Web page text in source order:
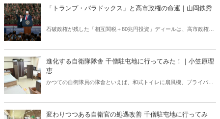
題がある。邦人保護は万全なのか。そして、国際舞台に立つ日本のサ
ラブレッドの安全は守られるのか。戦火は思わぬところに影を落とし
「トランプ・パラドックス」と高市政権の命運｜山岡鉄秀
石破政権が残した「相互関税＋80兆円投資」ディールは、高市政権に
っている。
進化する自衛隊隊舎 千僧駐屯地に行ってみた！｜小笠原理
恵
かつての自衛隊員の隊舎といえば、和式トイレに扇風機、プライバシ
県伊丹市にある千僧駐屯地（せんぞちゅうとんち）を取材した。
変わりつつある自衛官の処遇改善 千僧駐屯地に行ってみ